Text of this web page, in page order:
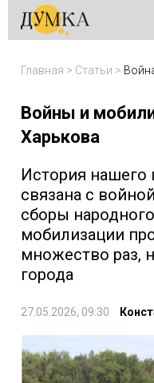
Главная > Статьи >
Войны и
Харькова
История нашего
связана с
сборы
мобилизации
множество раз,
города
27.05.2026, 09:30